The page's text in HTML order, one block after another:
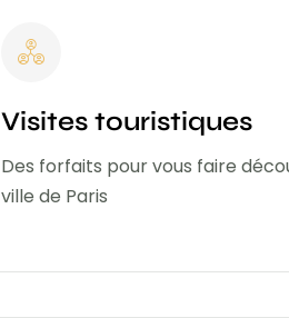
Visites touristiques
Des forfaits pour vous faire
ville de Paris